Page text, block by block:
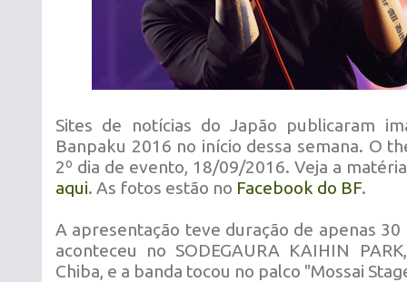
Sites de notícias do Japão publicaram
Banpaku 2016 no início dessa semana. O
2º dia de evento, 18/09/2016. Veja a
aqui. As fotos estão no Facebook do BF.
A apresentação teve duração de apenas
aconteceu no SODEGAURA KAIHIN
Chiba, e a banda tocou no palco "Mossai